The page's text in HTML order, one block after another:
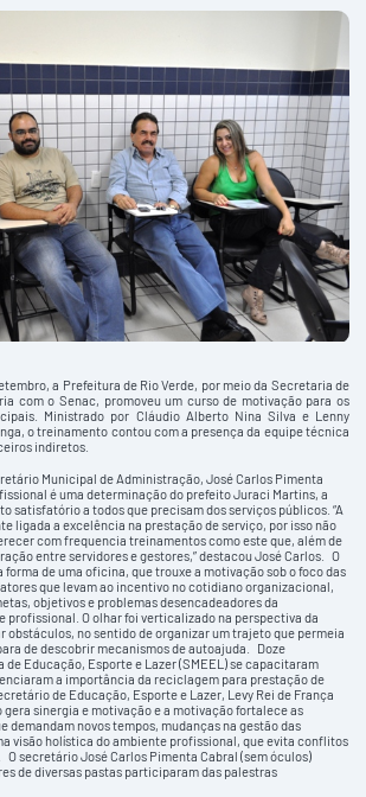
a Prefeitura de Rio Verde, por meio da Secretaria de
com o Senac, promoveu um curso de motivação para os
Ministrado por Cláudio Alberto Nina Silva e Lenny
o treinamento contou com a presença da equipe técnica
indiretos.
Municipal de Administração, José Carlos Pimenta
é uma determinação do prefeito Juraci Martins, a
satisfatório a todos que precisam dos serviços públicos. “A
ligada a excelência na prestação de serviço, por isso não
com frequencia treinamentos como este que, além de
entre servidores e gestores,” destacou José Carlos. O
de uma oficina, que trouxe a motivação sob o foco das
que levam ao incentivo no cotidiano organizacional,
objetivos e problemas desencadeadores da
profissional. O olhar foi verticalizado na perspectiva da
obstáculos, no sentido de organizar um trajeto que permeia
de descobrir mecanismos de autoajuda. Doze
Educação, Esporte e Lazer (SMEEL) se capacitaram
a importância da reciclagem para prestação de
de Educação, Esporte e Lazer, Levy Rei de França
gera sinergia e motivação e a motivação fortalece as
demandam novos tempos, mudanças na gestão das
visão holística do ambiente profissional, que evita conflitos
secretário José Carlos Pimenta Cabral (sem óculos)
de diversas pastas participaram das palestras